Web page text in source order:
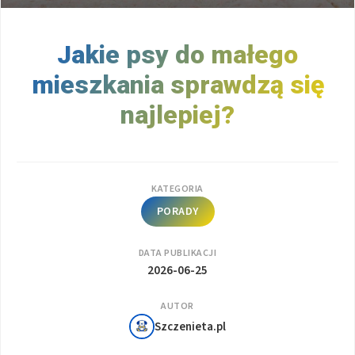
Jakie psy do małego
mieszkania sprawdzą się
najlepiej?
KATEGORIA
PORADY
DATA PUBLIKACJI
2026-06-25
AUTOR
Szczenieta.pl